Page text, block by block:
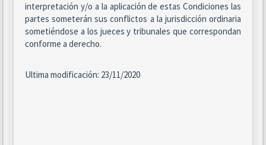
interpretación y/o a la aplicación de estas Condiciones las
partes someterán sus conflictos a la jurisdicción ordinaria
sometiéndose a los jueces y tribunales que correspondan
conforme a derecho.
Ultima modificación: 23/11/2020